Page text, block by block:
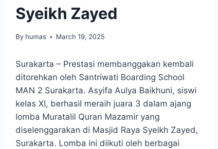
Syeikh Zayed
By humas March 19, 2025
Surakarta – Prestasi membanggakan kembali
ditorehkan oleh Santriwati Boarding School
MAN 2 Surakarta. Asyifa Aulya Baikhuni, siswi
kelas XI, berhasil meraih juara 3 dalam ajang
lomba Muratalil Quran Mazamir yang
diselenggarakan di Masjid Raya Syeikh Zayed,
Surakarta. Lomba ini diikuti oleh berbagai